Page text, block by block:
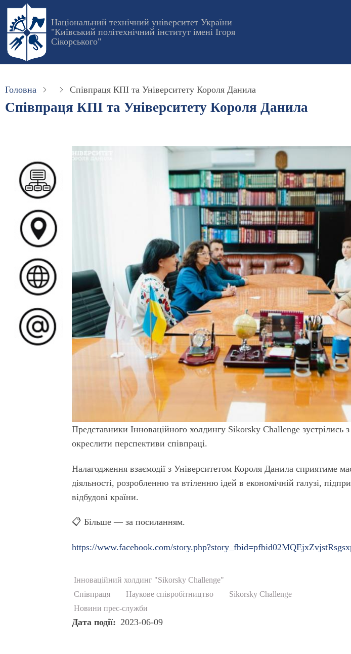
Перейти
основного
вмісту
Національний технічний університет України
"Київський політехнічний інститут імені Ігоря
Сікорського"
Головна Співпраця КПІ та Університету Короля Данила
Співпраця КПІ та Університету Короля Данила
Представники Інноваційного холдингу Sikorsky Challenge
окреслити перспективи співпраці.
Налагодження взаємодії з Університетом Короля Данила сприятиме
діяльності, розробленню та втіленню ідей в економічній галузі,
відбудові країни.
📋️ Більше — за посиланням.
https://www.facebook.com/
Інноваційний холдинг "Sikorsky Challenge"
Співпраця
Наукове співробітництво
Sikorsky Challenge
Новини прес-служби
Дата події 2023-06-09